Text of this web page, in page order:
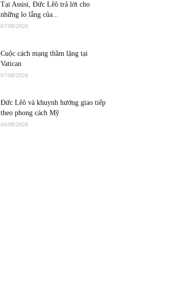
Tại Assisi, Đức Lêô trả lời cho
những lo lắng của...
07/08/2026
Cuộc cách mạng thầm lặng tại
Vatican
07/08/2026
Đức Lêô và khuynh hướng giao tiếp
theo phong cách Mỹ
04/08/2026